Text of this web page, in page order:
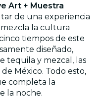
Art + Muestra
de una experiencia
la cultura
tiempos de este
diseñado,
tequila y mezcal, las
México. Todo esto,
completa la
la noche.